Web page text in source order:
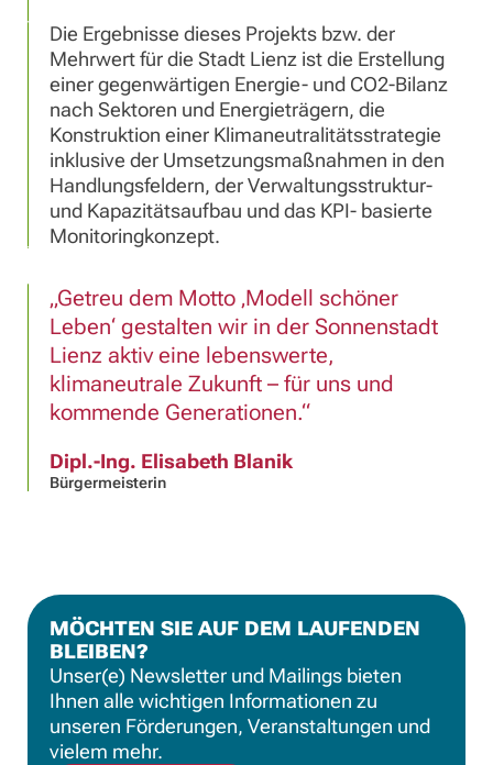
Die Ergebnisse dieses Projekts bzw. der
Mehrwert für die Stadt Lienz ist die Erstellung
einer gegenwärtigen Energie- und CO2-Bilanz
nach Sektoren und Energieträgern, die
Konstruktion einer Klimaneutralitätsstrategie
inklusive der Umsetzungsmaßnahmen in den
Handlungsfeldern, der Verwaltungsstruktur-
und Kapazitätsaufbau und das KPI- basierte
Monitoringkonzept.
Getreu dem Motto ‚Modell schöner
Leben‘ gestalten wir in der Sonnenstadt
Lienz aktiv eine lebenswerte,
klimaneutrale Zukunft – für uns und
kommende Generationen.
Dipl.-Ing. Elisabeth Blanik
Bürgermeisterin
MÖCHTEN SIE AUF DEM LAUFENDEN
BLEIBEN?
Unser(e) Newsletter und Mailings bieten
Ihnen alle wichtigen Informationen zu
unseren Förderungen, Veranstaltungen und
vielem mehr.